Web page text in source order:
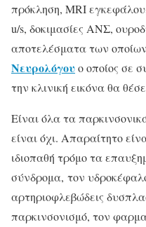
πρόκληση, MRI
u/s, δοκιμασίες ΑΝΣ,
αποτελέσματα των
Νευρολόγουο οποίος σε
την κλινική εικόνα θα
Είναι όλα τα
είναι όχι. Απαραίτητο
ιδιοπαθή τρόμο τα
σύνδρομα, τον
αρτηριοφλεβώδεις
παρκινσονισμό, τον